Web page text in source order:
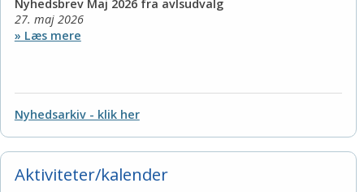
Nyhedsbrev Maj 2026 fra avlsudvalg
27. maj 2026
» Læs mere
Nyhedsarkiv - klik her
Aktiviteter/kalender